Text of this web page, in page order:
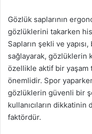
Gözlük saplarının
gözlüklerini takarken
Sapların şekli ve
sağlayarak, gözlüklerin
özellikle aktif bir yaşam
önemlidir. Spor
gözlüklerin güvenli bir
kullanıcıların dikkatinin
faktördür.